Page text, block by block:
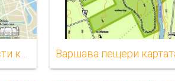
Варшава пещери